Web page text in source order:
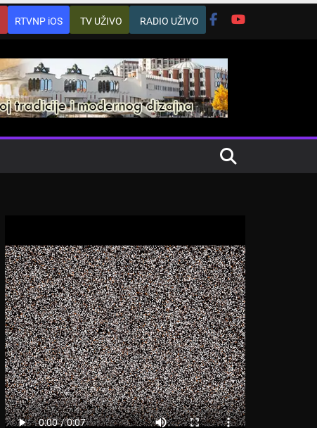
RTVNP iOS TV UŽIVO RADIO UŽIVO